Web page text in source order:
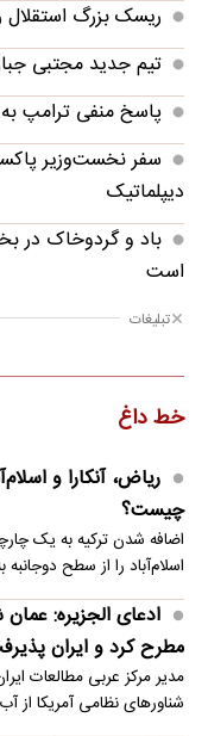
ریسک بزرگ استقلال
تیم جدید مجتبی
پاسخ منفی ترامپ
سفر نخست‌وزیر
دیپلماتیک
باد و گردوخاک در
است
تبلیغات
خط داغ
ریاض، آنکارا و
چیست؟
اضافه شدن ترکیه به یک
اسلام‌آباد را از سطح
ادعای الجزیره:
مطرح کرد و ایران
مدیر مرکز عربی مطالعات
شناورهای نظامی آمریکا از